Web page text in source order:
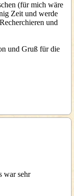
(für mich wäre
Zeit und werde
und
und Gruß für die
war sehr